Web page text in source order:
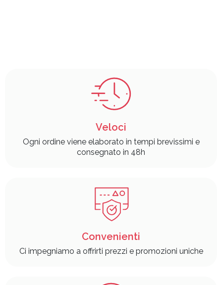
Veloci
Ogni ordine viene elaborato in tempi brevissimi e
consegnato in 48h
Convenienti
Ci impegniamo a offrirti prezzi e promozioni uniche